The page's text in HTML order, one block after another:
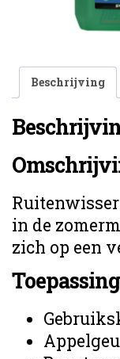
Beschrijving
in de
zich op een
Toepassing